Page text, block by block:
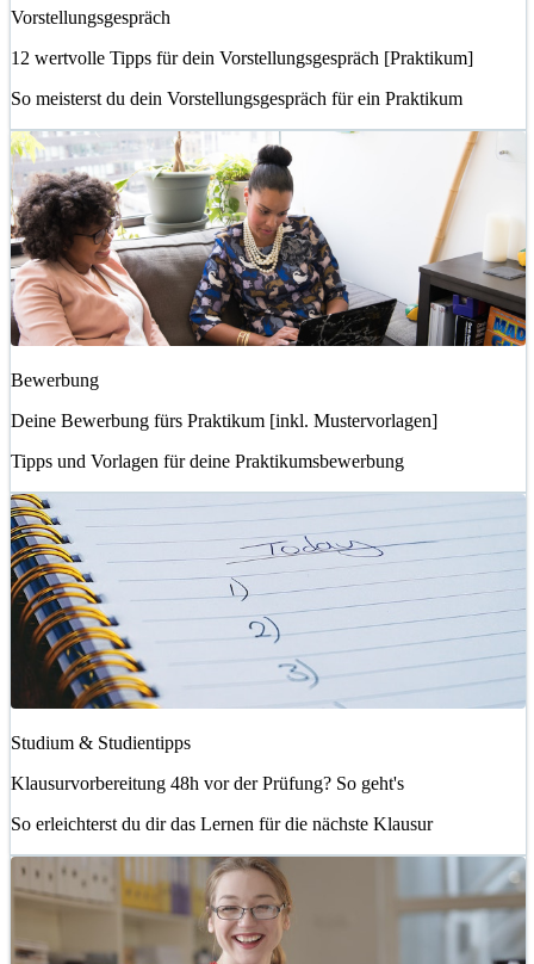
Vorstellungsgespräch
12 wertvolle Tipps für dein Vorstellungsgespräch [Praktikum]
So meisterst du dein Vorstellungsgespräch für ein Praktikum
Bewerbung
Deine Bewerbung fürs Praktikum [inkl. Mustervorlagen]
Tipps und Vorlagen für deine Praktikumsbewerbung
Studium & Studientipps
Klausurvorbereitung 48h vor der Prüfung? So geht's
So erleichterst du dir das Lernen für die nächste Klausur